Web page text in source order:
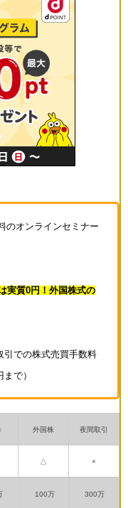
のオンラインセミナー
実質0円！外国株式の
での株式売買手数料
まで）
外国株 夜間取引
△ ×
100万 300万